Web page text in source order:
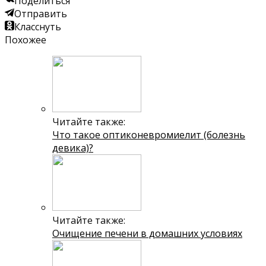
Отправить
Класснуть
Похожее
Читайте также:
Что такое оптиконевромиелит (болезнь
девика)?
Читайте также:
Очищение печени в домашних условиях